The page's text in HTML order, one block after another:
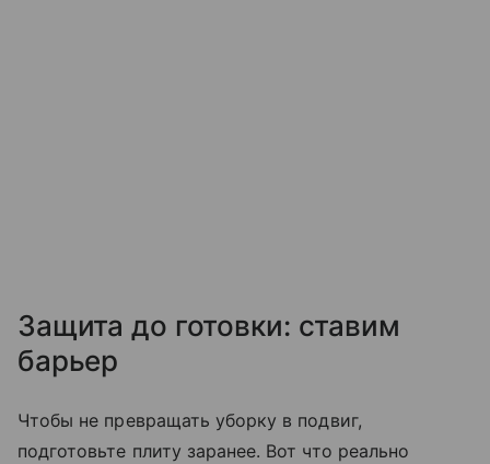
Защита до готовки: ставим
барьер
Чтобы не превращать уборку в подвиг,
подготовьте плиту заранее. Вот что реально